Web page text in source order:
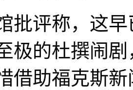
批评称，这
极的杜撰闹
借助福克斯